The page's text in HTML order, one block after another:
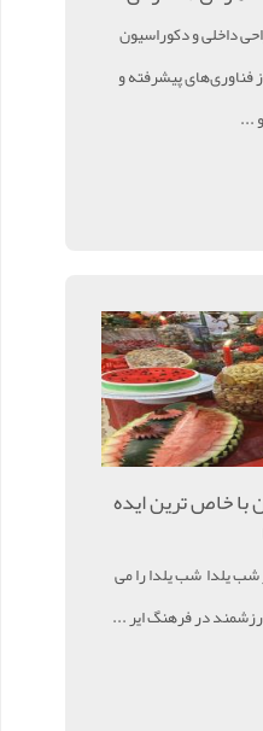
داخلی و دکوراسیون
پیشرفته و
...
خاص ترین ایده
شب یلدا شب یلدا را می
در فرهنگ ایر ...